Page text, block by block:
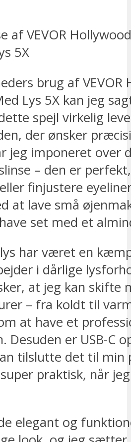
brug af VEVOR
Lys 5X kan jeg
spejl virkelig
der ønsker
jeg imponeret over
– den er
finjustere
at lave små
set med et
har været en
i dårlige
at jeg kan skifte
– fra koldt til
at have et
Desuden er USB-C
tilslutte det til min
praktisk, når
elegant og